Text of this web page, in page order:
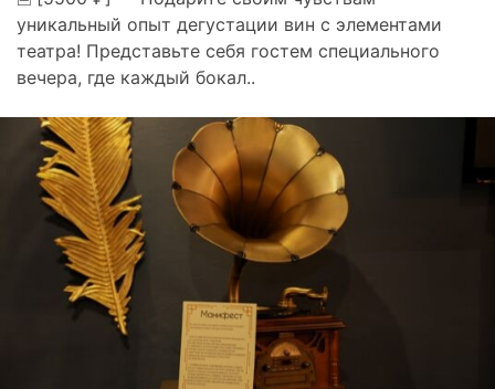
уникальный опыт дегустации вин с элементами
театра! Представьте себя гостем специального
вечера, где каждый бокал..